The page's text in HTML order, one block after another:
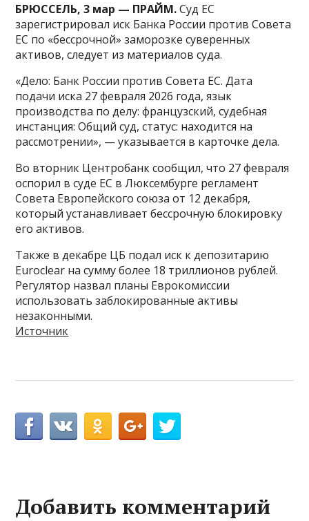
БРЮССЕЛЬ, 3 мар — ПРАЙМ.Суд ЕС
зарегистрировал иск Банка России против Совета
ЕС по «бессрочной» заморозке суверенных
активов, следует из материалов суда.
«Дело: Банк России против Совета ЕС. Дата
подачи иска 27 февраля 2026 года, язык
производства по делу: французский, судебная
инстанция: Общий суд, статус: находится на
рассмотрении», — указывается в карточке дела.
Во вторник Центробанк сообщил, что 27 февраля
оспорил в суде ЕС в Люксембурге регламент
Совета Европейского союза от 12 декабря,
который устанавливает бессрочную блокировку
его активов.
Также в декабре ЦБ подал иск к депозитарию
Euroclear на сумму более 18 триллионов рублей.
Регулятор назвал планы Еврокомиссии
использовать заблокированные активы
незаконными.
Источник
Добавить комментарий